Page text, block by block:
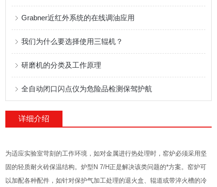
Grabner近红外系统的在线调油应用
我们为什么要选择使用三辊机？
研磨机的分类及工作原理
全自动闭口闪点仪为危险品检测保驾护航
详细介绍
为适应实验室苛刻的工作环境，如对金属进行热处理时，窑炉必须采用坚
固的轻质耐火砖保温结构。炉型N 7/H正是解决该类问题的*方案。窑炉可
以加配各种配件，如针对保护气加工处理的退火盒、辊道或带淬火槽的冷